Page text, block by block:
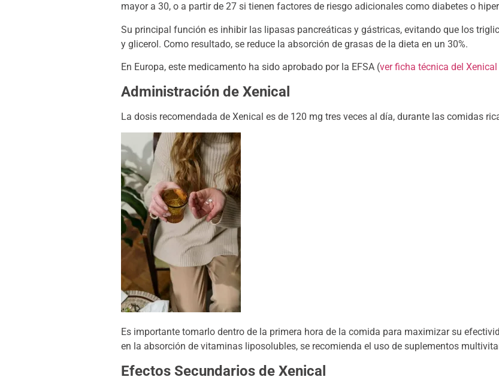
mayor a 30, o a partir de 27 si tienen factores de riesgo adicionales como diabetes o
Su principal función es inhibir las lipasas pancreáticas y gástricas, evitando que los
y glicerol. Como resultado, se reduce la absorción de grasas de la dieta en un 30%.
En Europa, este medicamento ha sido aprobado por la EFSA (ver ficha técnica del
Administración de Xenical
La dosis recomendada de Xenical es de 120 mg tres veces al día, durante las comidas
Es importante tomarlo dentro de la primera hora de la comida para maximizar su
en la absorción de vitaminas liposolubles, se recomienda el uso de suplementos
Efectos Secundarios de Xenical